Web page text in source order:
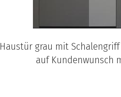
Haustür grau mit Schalengriff
auf Kundenwunsch